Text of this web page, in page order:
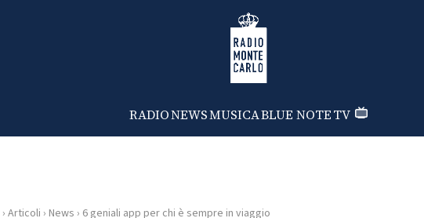
Radio Monte Carlo
RADIONEWSMUSICABLUE NOTETV
› Articoli › News › 6 geniali app per chi è sempre in viaggio